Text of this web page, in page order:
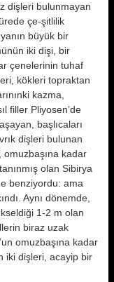
dişleri bulunmayan
çe-şitlilik
büyük bir
iki dişi, bir
çenelerinin tuhaf
kökleri topraktan
kazma,
filler Pliyosen’de
başlıcaları
dişleri bulunan
kadar
olan Sibirya
benziyordu: ama
Aynı dönemde,
1-2 m olan
biraz uzak
omuzbaşına kadar
iki dişleri, acayip bir